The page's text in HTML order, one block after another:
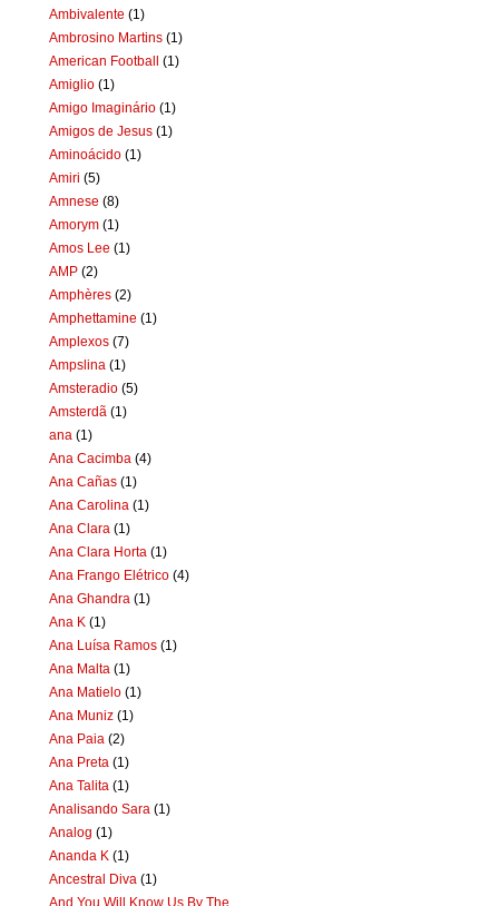
Ambivalente (1)
Ambrosino Martins (1)
American Football (1)
Amiglio (1)
Amigo Imaginário (1)
Amigos de Jesus (1)
Aminoácido (1)
Amiri (5)
Amnese (8)
Amorym (1)
Amos Lee (1)
AMP (2)
Amphères (2)
Amphettamine (1)
Amplexos (7)
Ampslina (1)
Amsteradio (5)
Amsterdã (1)
ana (1)
Ana Cacimba (4)
Ana Cañas (1)
Ana Carolina (1)
Ana Clara (1)
Ana Clara Horta (1)
Ana Frango Elétrico (4)
Ana Ghandra (1)
Ana K (1)
Ana Luísa Ramos (1)
Ana Malta (1)
Ana Matielo (1)
Ana Muniz (1)
Ana Paia (2)
Ana Preta (1)
Ana Talita (1)
Analisando Sara (1)
Analog (1)
Ananda K (1)
Ancestral Diva (1)
And You Will Know Us By The